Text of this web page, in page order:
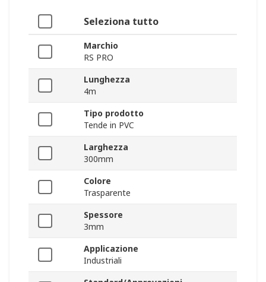
Seleziona tutto
Marchio
RS PRO
Lunghezza
4m
Tipo prodotto
Tende in PVC
Larghezza
300mm
Colore
Trasparente
Spessore
3mm
Applicazione
Industriali